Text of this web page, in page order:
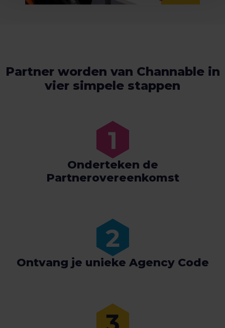
Partner worden van Channable in
vier simpele stappen
Onderteken de
Partnerovereenkomst
Ontvang je unieke Agency Code